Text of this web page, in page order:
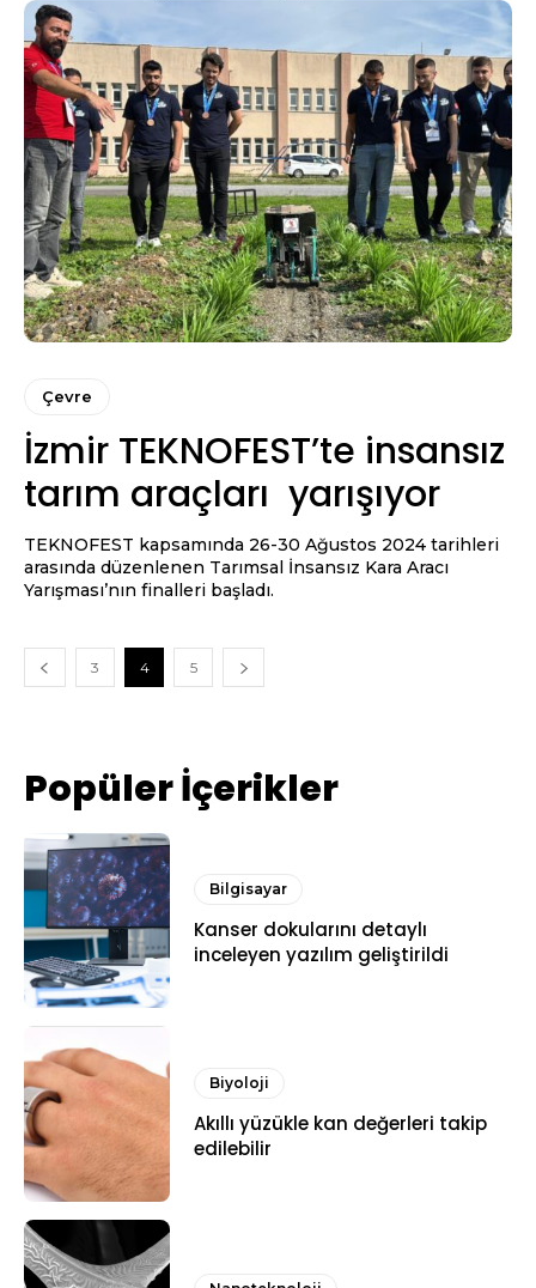
Çevre
İzmir TEKNOFEST’te insansız
tarım araçları yarışıyor
TEKNOFEST kapsamında 26-30 Ağustos 2024 tarihleri
arasında düzenlenen Tarımsal İnsansız Kara Aracı
Yarışması’nın finalleri başladı.
3 4 5
Popüler İçerikler
Bilgisayar
Kanser dokularını detaylı
inceleyen yazılım geliştirildi
Biyoloji
Akıllı yüzükle kan değerleri takip
edilebilir